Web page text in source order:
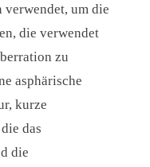
verwendet, um die
die verwendet
zu
asphärische
kurze
das
die